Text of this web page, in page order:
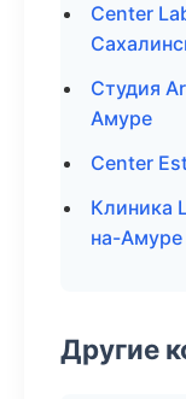
Center
Студия
Амуре
Center
Клиника
на-Амуре
Другие